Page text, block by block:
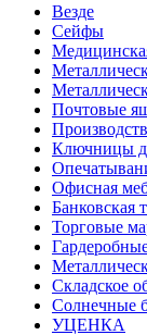
Везде
Сейфы
Почтовые
Ключницы
Офисная
Банковская
Торговые
Складское
Солнечные
УЦЕНКА